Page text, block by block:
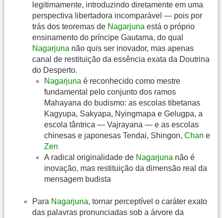
legitimamente, introduzindo diretamente em uma
perspectiva libertadora incomparável — pois por
trás dos teoremas de Nagarjuna está o próprio
ensinamento do príncipe Gautama, do qual
Nagarjuna não quis ser inovador, mas apenas
canal de restituição da essência exata da Doutrina
do Desperto.
Nagarjuna é reconhecido como mestre
fundamental pelo conjunto dos ramos
Mahayana do budismo: as escolas tibetanas
Kagyupa, Sakyapa, Nyingmapa e Gelugpa, a
escola tântrica — Vajrayana — e as escolas
chinesas e japonesas Tendai, Shingon, Chan e
Zen
A radical originalidade de Nagarjuna não é
inovação, mas restituição da dimensão real da
mensagem budista
Para Nagarjuna, tornar perceptível o caráter exato
das palavras pronunciadas sob a árvore da